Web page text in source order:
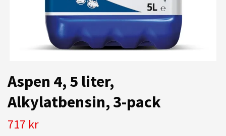
Aspen 4, 5 liter,
Alkylatbensin, 3-pack
717 kr